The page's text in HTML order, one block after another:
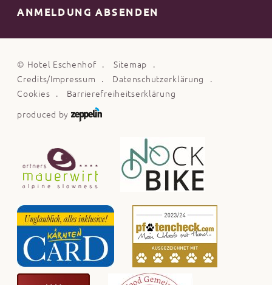
ANMELDUNG ABSENDEN
© Hotel Eschenhof
Sitemap
Credits/Impressum
Datenschutzerklärung
Cookies
Barrierefreiheitserklärung
produced by